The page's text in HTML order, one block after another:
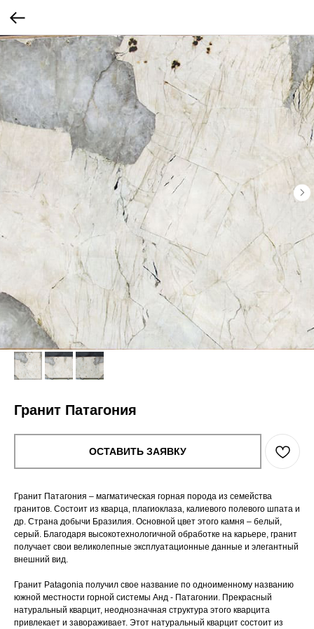
Гранит Патагония
ОСТАВИТЬ ЗАЯВКУ
Гранит Патагония – магматическая горная порода из семейства
гранитов. Состоит из кварца, плагиоклаза, калиевого полевого шпата и
др. Страна добычи Бразилия. Основной цвет этого камня – белый,
серый. Благодаря высокотехнологичной обработке на карьере, гранит
получает свои великолепные эксплуатационные данные и элегантный
внешний вид.
Гранит Patagonia получил cвое название по одноименному названию
южной местности горной системы Анд - Патагонии. Прекрасный
натуральный кварцит, неоднозначная структура этого кварцита
привлекает и завораживает. Этот натуральный кварцит состоит из